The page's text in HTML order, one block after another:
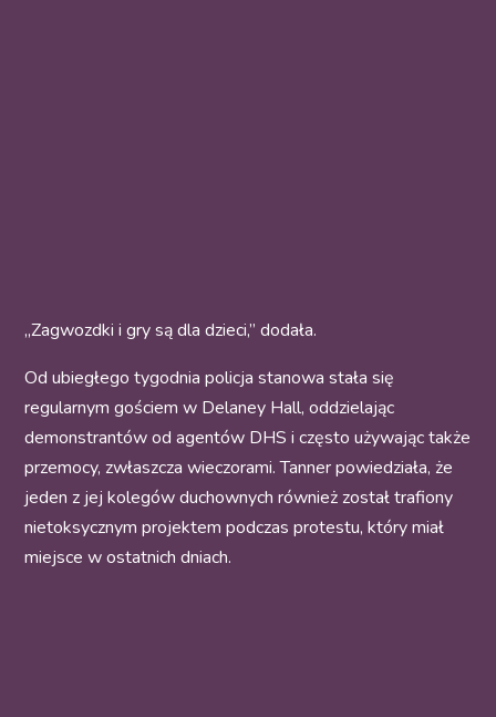
„Zagwozdki i gry są dla dzieci,” dodała.
Od ubiegłego tygodnia policja stanowa stała się
regularnym gościem w Delaney Hall, oddzielając
demonstrantów od agentów DHS i często używając także
przemocy, zwłaszcza wieczorami. Tanner powiedziała, że
jeden z jej kolegów duchownych również został trafiony
nietoksycznym projektem podczas protestu, który miał
miejsce w ostatnich dniach.